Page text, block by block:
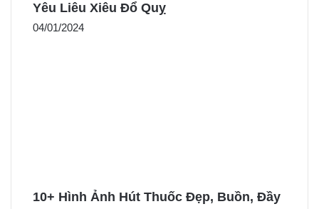
Yêu Liêu Xiêu Đổ Quỵ
04/01/2024
10+ Hình Ảnh Hút Thuốc Đẹp, Buồn, Đầy